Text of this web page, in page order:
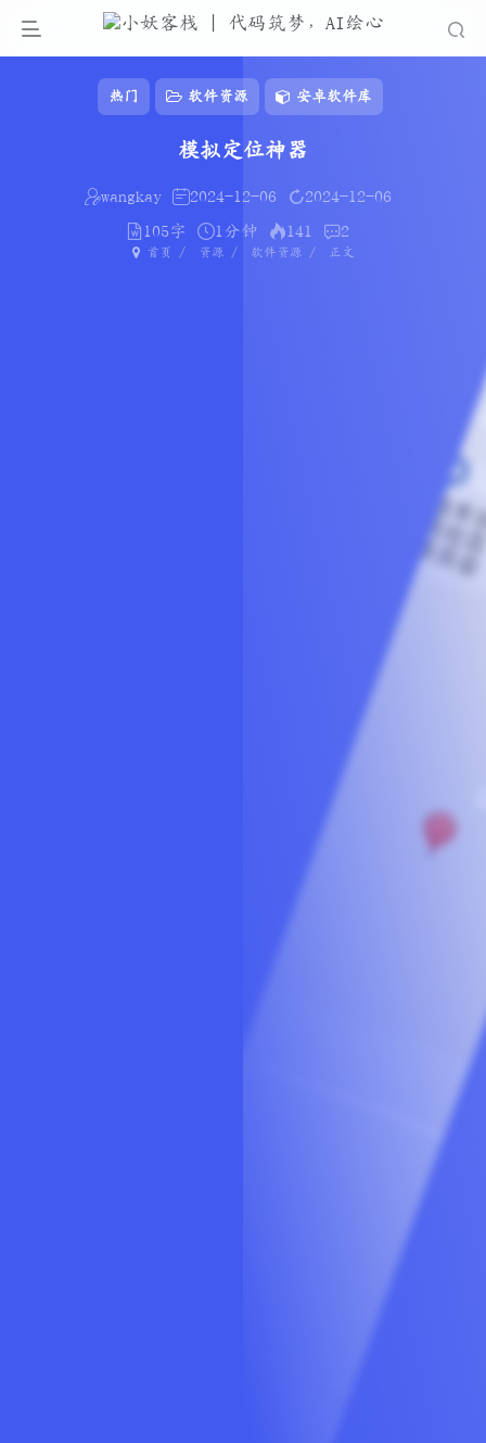
热门 软件资源 安卓软件库
模拟定位神器
wangkay 2024-12-06
2024-12-06
105字
1分钟 141 2
首页 资源 软件资源 正文